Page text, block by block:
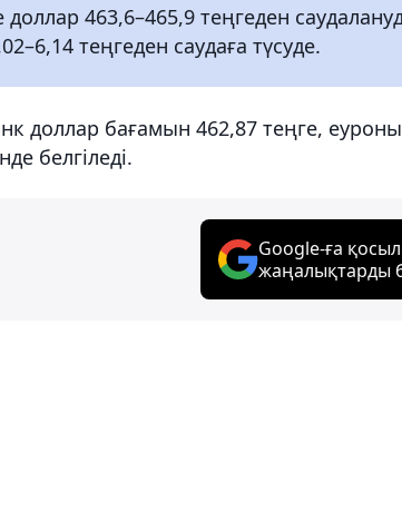
463,6–465,9 теңгеден
теңгеден саудаға түсуде.
доллар бағамын 462,87 теңге,
белгіледі.
Google-ға
жаңалықтарды